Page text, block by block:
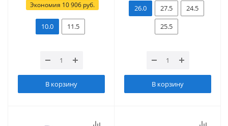
Экономия 10 906руб.
10.0 11.5
В корзину
26.0 27.5
24.5
25.5
В корзину